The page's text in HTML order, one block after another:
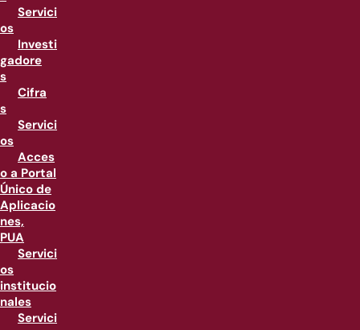
Servici
os
Investi
gadore
s
Cifra
s
Servici
os
Acces
o a Portal
Único de
Aplicacio
nes,
PUA
Servici
os
institucio
nales
Servici